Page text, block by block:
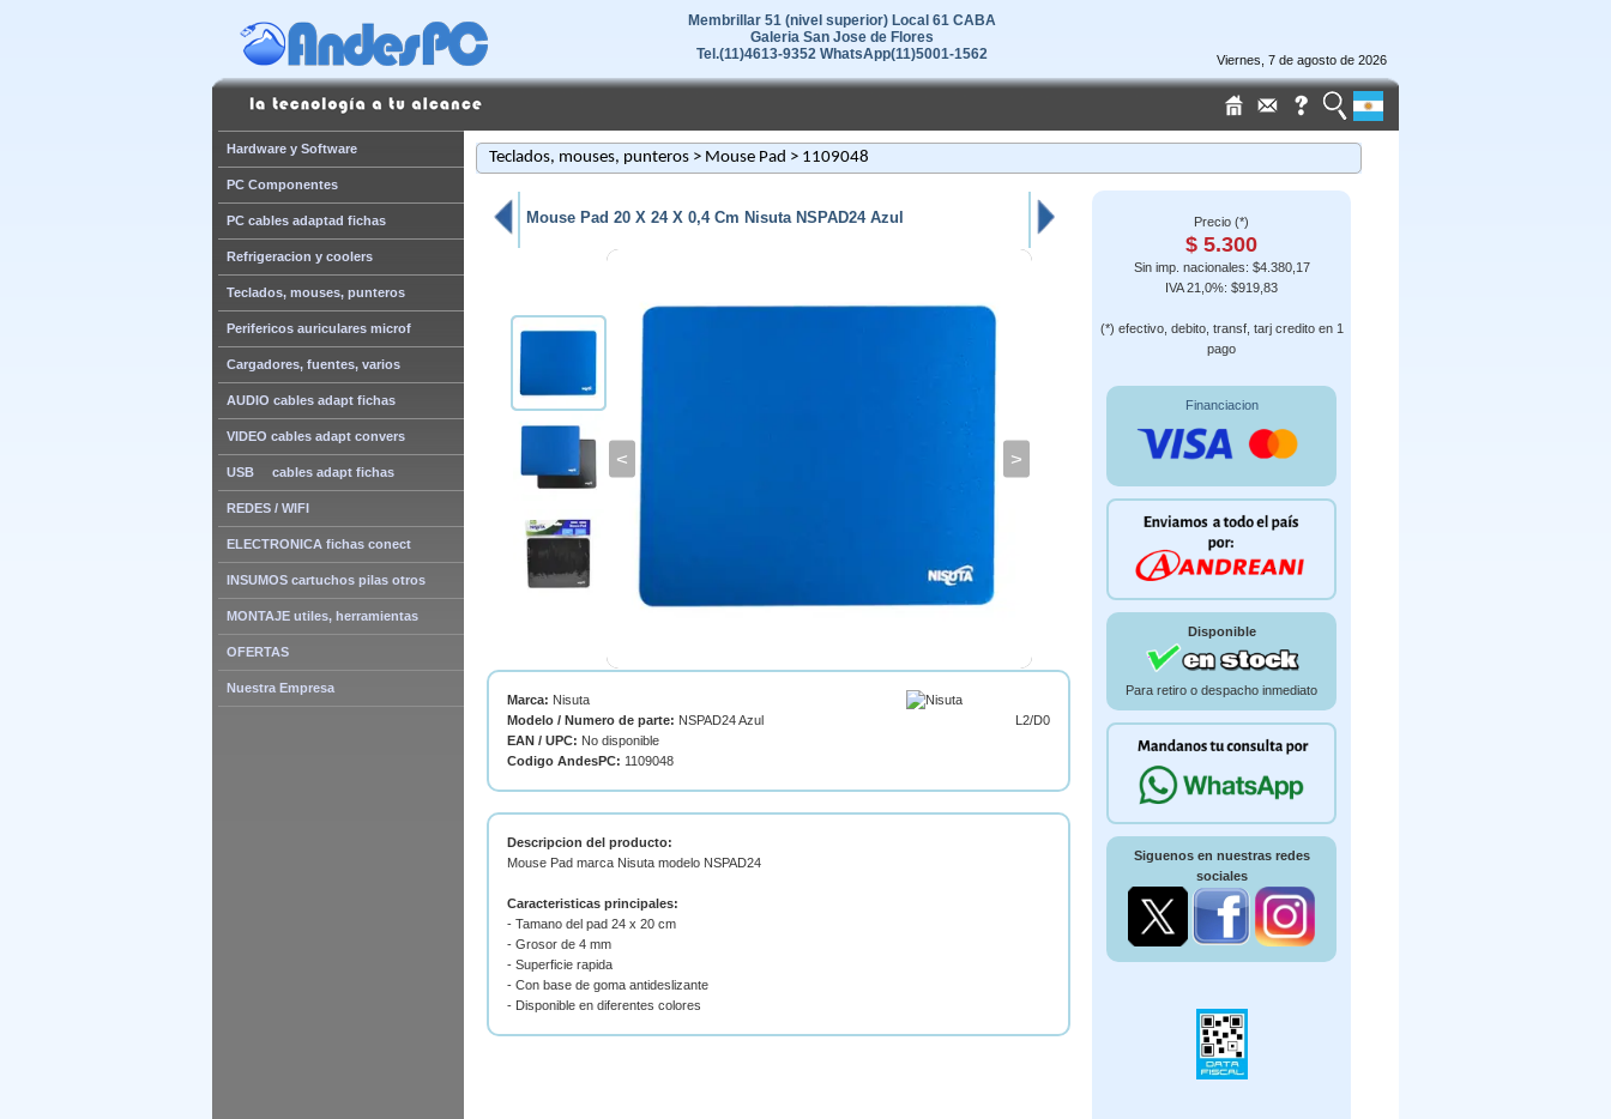
Viernes, 7 de agosto de 2026
Membrillar 51 (nivel superior) Local 61 CABA
Galeria San Jose de Flores
Tel.(11)4613-9352 WhatsApp(11)5001-1562
Hardware y Software
PC Componentes
PC cables adaptad fichas
Refrigeracion y coolers
Teclados, mouses, punteros
Perifericos auriculares microf
Cargadores, fuentes, varios
AUDIO cables adapt fichas
VIDEO cables adapt convers
USB cables adapt fichas
REDES / WIFI
ELECTRONICA fichas conect
INSUMOS cartuchos pilas otros
MONTAJE utiles, herramientas
OFERTAS
Nuestra Empresa
Teclados, mouses, punteros > Mouse Pad > 1109048
Mouse Pad 20 X 24 X 0,4 Cm Nisuta NSPAD24 Azul
< >
L2/D0
Marca: Nisuta
Modelo / Numero de parte: NSPAD24 Azul
EAN / UPC: No disponible
Codigo AndesPC: 1109048
Descripcion del producto:
Mouse Pad marca Nisuta modelo NSPAD24
Caracteristicas principales:
- Tamano del pad 24 x 20 cm
- Grosor de 4 mm
- Superficie rapida
- Con base de goma antideslizante
- Disponible en diferentes colores
Precio (*)
$ 5.300
Sin imp. nacionales: $4.380,17
IVA 21,0%: $919,83
(*) efectivo, debito, transf, tarj credito en 1
pago
Financiacion
Disponible
Para retiro o despacho inmediato
Siguenos en nuestras redes
sociales